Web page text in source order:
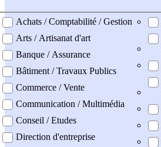
professionel
Achats / Comptabilité / Gestion
Arts / Artisanat d'art
Banque / Assurance
Bâtiment / Travaux Publics
Commerce / Vente
Communication / Multimédia
Conseil / Etudes
Direction d'entreprise